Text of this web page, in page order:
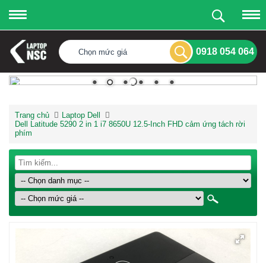
Chọn mức giá 0918 054 064
Trang chủ
Laptop Dell
Dell Latitude 5290 2 in 1 i7 8650U 12.5-Inch FHD cảm ứng tách rời
phím